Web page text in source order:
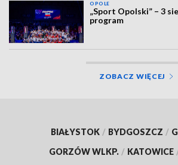
OPOLE
„Sport Opolski” – 3
program
ZOBACZ WIĘCEJ
BIAŁYSTOK / BYDGOSZCZ /
GORZÓW WLKP. / KATOWICE